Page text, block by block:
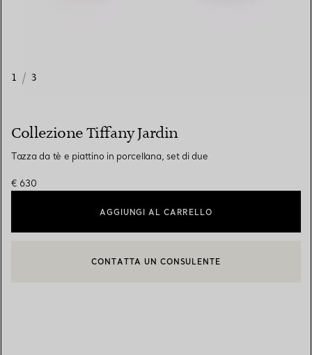
1 / 3
Collezione Tiffany Jardin
Tazza da tè e piattino in porcellana, set di due
€ 630
AGGIUNGI AL CARRELLO
CONTATTA UN CONSULENTE CLIENTI O PRENOTA UN
CONTATTA UN CONSULENTE